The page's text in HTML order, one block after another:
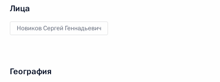
Лица
Новиков Сергей Геннадьевич
География